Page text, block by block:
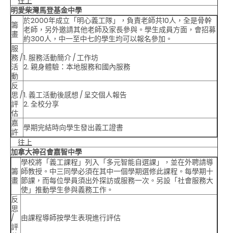
明愛柴灣馬登基金中學
籌
畫
於2000年成立「明心義工隊」，負責老師共10人，全是骨幹
老師，另外邀請其他老師及家長參與。學生成員方面，會招募
約300人，中一至中七的學生均可以報名參加。
服
務 /
活
動
1. 服務活動簡介 / 工作坊
2. 親身體驗：本地服務和國內服務
反
思 /
評
估
1. 義工活動後感想 / 呈交個人報告
2. 全校分享
嘉
許 學期完結時向學生發出義工證書
往上
加拿大神召會嘉智中學
籌
畫
學校將「義工課程」列入「多元智能自選課」，並在外聘請導
師教授。中三同學必須在其中一個學期選修此課程。每學期十
節課，而每位學員須出外探訪或服務一次。另設「社會服務大
使」推動學生參與義務工作。
反
思
/
評
由課程導師按學生表現進行評估